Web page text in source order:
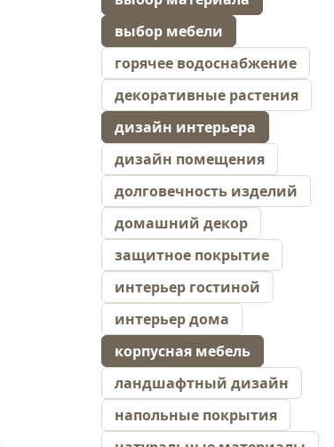
выбор мебели
горячее водоснабжение
декоративные растения
дизайн интерьера
дизайн помещения
долговечность изделий
домашний декор
защитное покрытие
интерьер гостиной
интерьер дома
корпусная мебель
ландшафтный дизайн
напольные покрытия